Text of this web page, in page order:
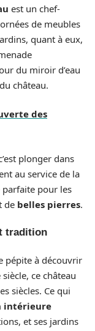
est un chef-
de meubles
quant à eux,
du miroir d’eau
château.
des
plonger dans
au service de la
parfaite pour les
de belles pierres.
tradition
pépite à découvrir
ce château
siècles. Ce qui
intérieure
et ses jardins